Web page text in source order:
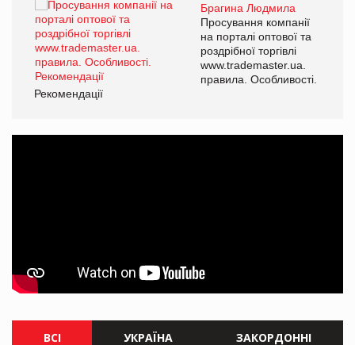
Брагина Людмила
Просування компанії
на порталі оптової та
роздрібної торгівлі
www.trademaster.ua.
правила. Особливості.
Рекомендації
ВСІ УКРАЇНА ЗАКОРДОННІ